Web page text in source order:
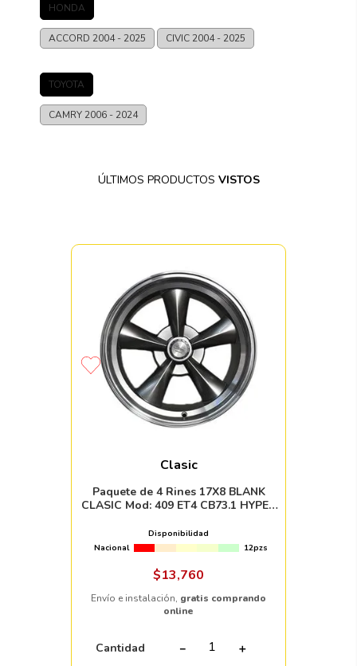
HONDA
ACCORD 2004 - 2025 CIVIC 2004 - 2025
TOYOTA
CAMRY 2006 - 2024
ÚLTIMOS PRODUCTOS VISTOS
Clasic
Paquete de 4 Rines 17X8 BLANK
CLASIC Mod: 409 ET4 CB73.1 HYPER
Disponibilidad
Nacional
12pzs
$13,760
Envío e instalación, gratis comprando
online
Cantidad ＋
－